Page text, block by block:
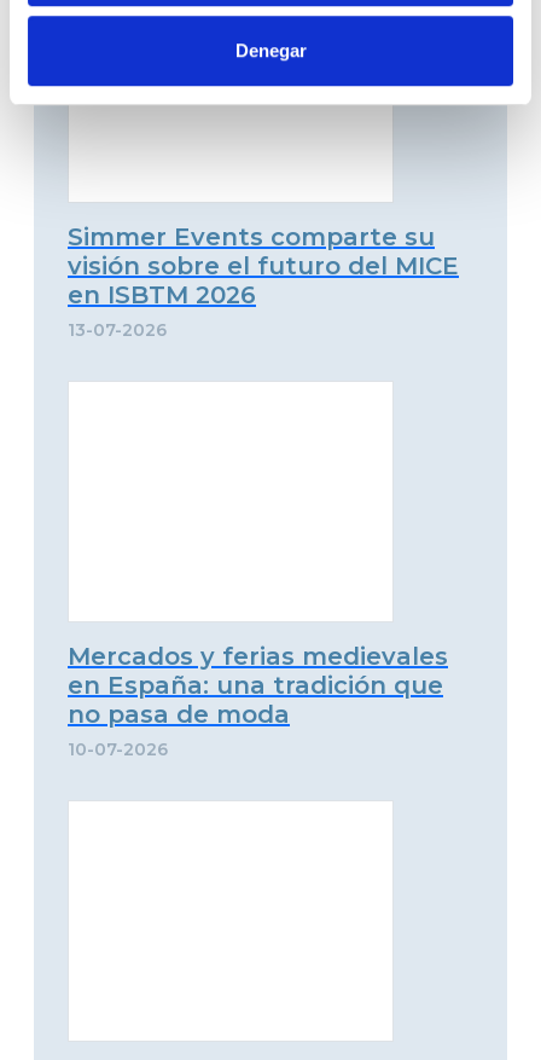
Denegar
Simmer Events comparte su
visión sobre el futuro del MICE
en ISBTM 2026
13-07-2026
Mercados y ferias medievales
en España: una tradición que
no pasa de moda
10-07-2026